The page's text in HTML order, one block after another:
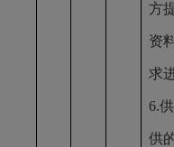
方
资
求
6.
供